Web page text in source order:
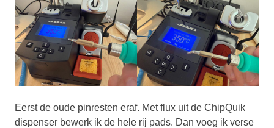
Eerst de oude pinresten eraf. Met flux uit de ChipQuik
dispenser bewerk ik de hele rij pads. Dan voeg ik verse